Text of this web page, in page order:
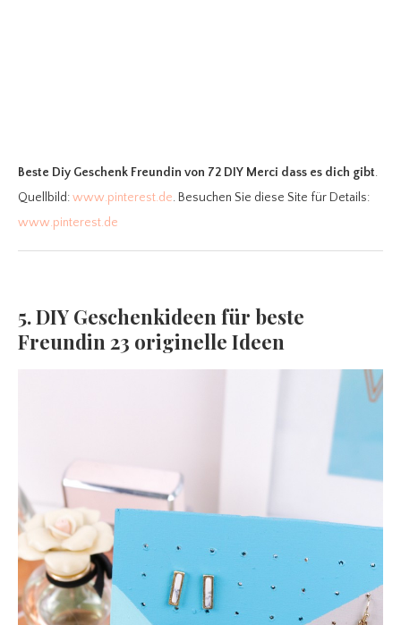
Beste Diy Geschenk Freundin von 72 DIY Merci dass es dich gibt.
Quellbild:www.pinterest.de. Besuchen Sie diese Site für Details:
www.pinterest.de
5. DIY Geschenkideen für beste
Freundin 23 originelle Ideen